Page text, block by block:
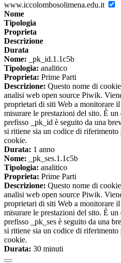
www.iccolombosolimena.edu.it
Nome
Tipologia
Proprieta
Descrizione
Durata
Nome: _pk_id.1.1c5b
Tipologia: analitico
Proprieta: Prime Parti
Descrizione: Questo nome di
analisi web open source Piwik.
proprietari di siti Web a monitorare
misurare le prestazioni del sito. È
prefisso _pk_id è seguito da una
si ritiene sia un codice di
cookie.
Durata: 1 anno
Nome: _pk_ses.1.1c5b
Tipologia: analitico
Proprieta: Prime Parti
Descrizione: Questo nome di
analisi web open source Piwik.
proprietari di siti Web a monitorare
misurare le prestazioni del sito. È
prefisso _pk_ses è seguito da una
si ritiene sia un codice di
cookie.
Durata: 30 minuti